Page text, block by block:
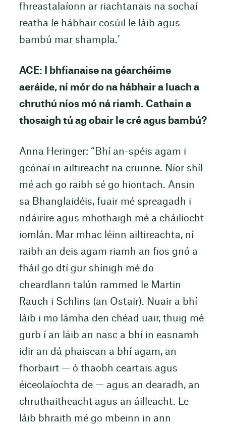
fhreastalaíonn ar riachtanais na sochaí
reatha le hábhair cosúil le láib agus
bambú mar shampla.’
ACE: I bhfianaise na géarchéime
aeráide, ní mór do na hábhair a luach a
chruthú níos mó ná riamh. Cathain a
thosaigh tú ag obair le cré agus bambú?
Anna Heringer: “Bhí an-spéis agam i
gcónaí in ailtireacht na cruinne. Níor shíl
mé ach go raibh sé go hiontach. Ansin
sa Bhanglaidéis, fuair mé spreagadh i
ndáiríre agus mhothaigh mé a cháilíocht
iomlán. Mar mhac léinn ailtireachta, ní
raibh an deis agam riamh an fios gnó a
fháil go dtí gur shínigh mé do
cheardlann talún rammed le Martin
Rauch i Schlins (an Ostair). Nuair a bhí
láib i mo lámha den chéad uair, thuig mé
gurb í an láib an nasc a bhí in easnamh
idir an dá phaisean a bhí agam, an
fhorbairt — ó thaobh ceartais agus
éiceolaíochta de — agus an dearadh, an
chruthaitheacht agus an áilleacht. Le
láib bhraith mé go mbeinn in ann